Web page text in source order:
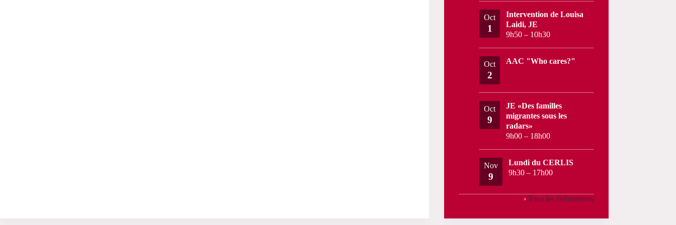
Oct
1
Intervention de Louisa
Laidi, JE
9h50 – 10h30
Oct
2
AAC "Who cares?"
Oct
9
JE «Des familles
migrantes sous les
radars»
9h00 – 18h00
Nov
9
Lundi du CERLIS
9h30 – 17h00
› Tous les évènements